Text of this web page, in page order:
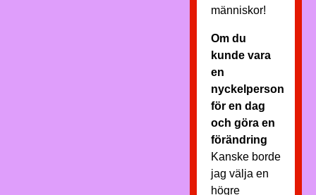
människor!
Om du
kunde vara
en
nyckelperson
för en dag
och göra en
förändring
Kanske borde
jag välja en
högre